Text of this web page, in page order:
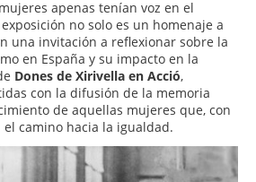
apenas tenían voz en el
no solo es un homenaje a
una invitación a reflexionar sobre la
en España y su impacto en la
Dones de Xirivella en Acció,
con la difusión de la memoria
de aquellas mujeres que, con
camino hacia la igualdad.